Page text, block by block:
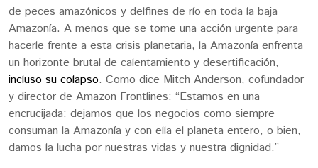
de peces amazónicos y delfines de río en toda la baja
Amazonía. A menos que se tome una acción urgente para
hacerle frente a esta crisis planetaria, la Amazonía enfrenta
un horizonte brutal de calentamiento y desertificación,
incluso su colapso. Como dice Mitch Anderson, cofundador
y director de Amazon Frontlines: “Estamos en una
encrucijada: dejamos que los negocios como siempre
consuman la Amazonía y con ella el planeta entero, o bien,
damos la lucha por nuestras vidas y nuestra dignidad.”